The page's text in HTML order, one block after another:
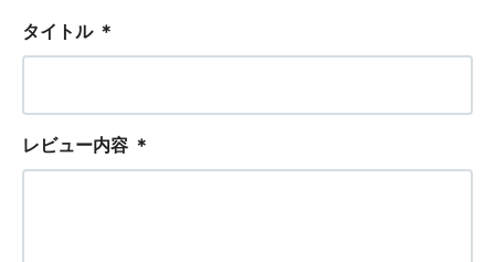
タイトル ＊
レビュー内容 ＊